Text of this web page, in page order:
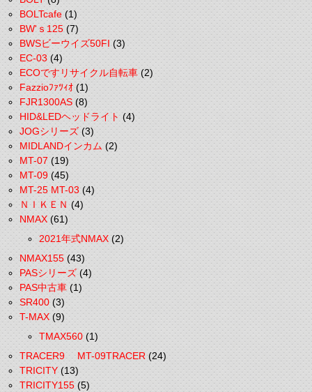
BOLTcafe(1)
BW'ｓ125(7)
BWSビーウイズ50FI(3)
EC-03(4)
ECOですリサイクル自転車(2)
Fazzioﾌｧﾂｨｵ(1)
FJR1300AS(8)
HID&LEDヘッドライト(4)
JOGシリーズ(3)
MIDLANDインカム(2)
MT-07(19)
MT-09(45)
MT-25 MT-03(4)
ＮＩＫＥＮ(4)
NMAX(61)
2021年式NMAX(2)
NMAX155(43)
PASシリーズ(4)
PAS中古車(1)
SR400(3)
T-MAX(9)
TMAX560(1)
TRACER9 MT-09TRACER(24)
TRICITY(13)
TRICITY155(5)